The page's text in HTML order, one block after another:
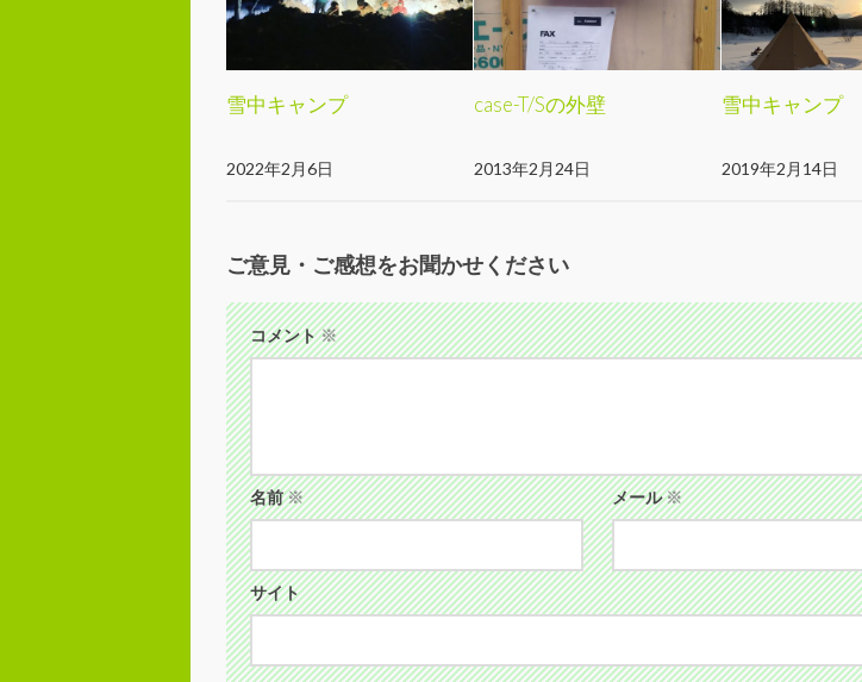
雪中キャンプ
2022年2月6日
case-T/Sの外壁
2013年2月24日
雪中キャンプ
2019年2月14日
ご意見・ご感想をお聞かせください
コメント※
名前※ メール※
サイト